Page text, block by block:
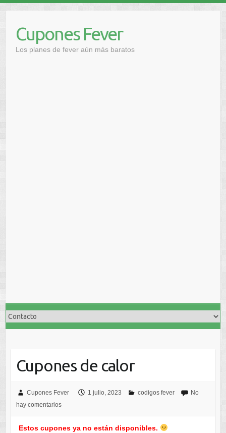
contenidoCupones Fever
Los planes de fever aún más baratos
Cupones de calor
Cupones Fever 1 julio, 2023 codigos fever
No
hay comentarios
Estos cupones ya no están disponibles.